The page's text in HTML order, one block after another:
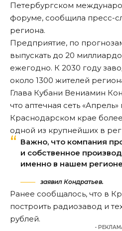
Петербургском
форуме, сообщила пресс-
региона.
Предприятие, по
выпускать до 20
ежегодно. К 2030 году
около 1300 жителей
Глава Кубани Вениамин
что аптечная сеть
Краснодарском крае более
одной из крупнейших в
Важно, что компания
и собственное
именно в нашем регионе
заявил Кондратьев.
Ранее сообщалось, что в
построить радиозавод и
рублей.
-